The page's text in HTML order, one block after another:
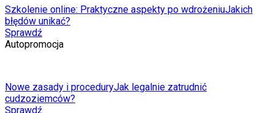
Szkolenie online: Praktyczne aspekty po wdrożeniuJakich
błędów unikać?
Sprawdź
Autopromocja
Nowe zasady i proceduryJak legalnie zatrudnić
cudzoziemców?
Sprawdź